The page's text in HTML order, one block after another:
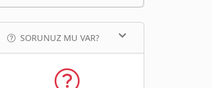
SORUNUZ MU VAR?